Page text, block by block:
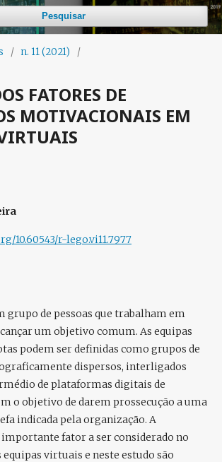
Pesquisar
/ n. 11 (2021) /
FATORES DE
MOTIVACIONAIS EM
10.60543/r-lego.vi11.7977
grupo de pessoas que trabalham em
um objetivo comum. As equipas
podem ser definidas como grupos de
dispersos, interligados
de plataformas digitais de
o objetivo de darem prossecução a uma
indicada pela organização. A
fator a ser considerado no
equipas virtuais e neste estudo são